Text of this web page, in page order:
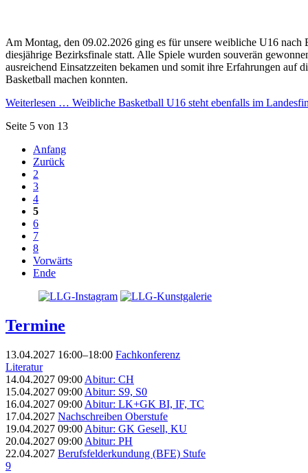
Am Montag, den 09.02.2026 ging es für unsere weibliche U16 nach
diesjährige Bezirksfinale statt. Alle Spiele wurden souverän
ausreichend Einsatzzeiten bekamen und somit ihre Erfahrungen auf
Basketball machen konnten.
Weiterlesen … Weibliche Basketball U16 steht ebenfalls im
Seite 5 von 13
Anfang
Zurück
2
3
4
5
6
7
8
Vorwärts
Ende
Termine
13.04.2027 16:00–18:00 Fachkonferenz
Literatur
14.04.2027 09:00 Abitur: CH
15.04.2027 09:00 Abitur: S9, S0
16.04.2027 09:00 Abitur: LK+GK BI, IF, TC
17.04.2027 Nachschreiben Oberstufe
19.04.2027 09:00 Abitur: GK Gesell, KU
20.04.2027 09:00 Abitur: PH
22.04.2027 Berufsfelderkundung (BFE) Stufe
9